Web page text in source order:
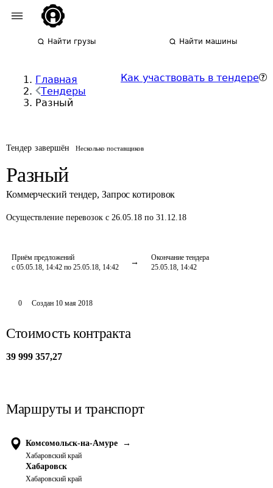
Найти грузы Найти машины
Главная
Тендеры
Разный
Как участвовать в тендере
Тендер завершён Несколько поставщиков
Разный
Коммерческий тендер, Запрос котировок
Осуществление перевозок с 26.05.18 по 31.12.18
Приём предложений
с 05.05.18, 14:42 по 25.05.18, 14:42
Окончание тендера
25.05.18, 14:42
0 Создан 10 мая 2018
Стоимость контракта
39 999 357,27
Маршруты и транспорт
Комсомольск-на-Амуре →
Хабаровский край
Хабаровск
Хабаровский край